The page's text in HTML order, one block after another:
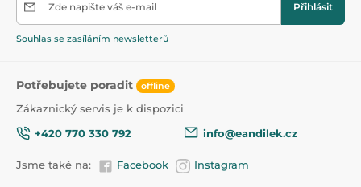
Zde napište váš e-mail Přihlásit
Souhlas se zasíláním newsletterů
Potřebujete poradit offline
Zákaznický servis je k dispozici
+420 770 330 792
info@eandilek.cz
Jsme také na: Facebook Instagram